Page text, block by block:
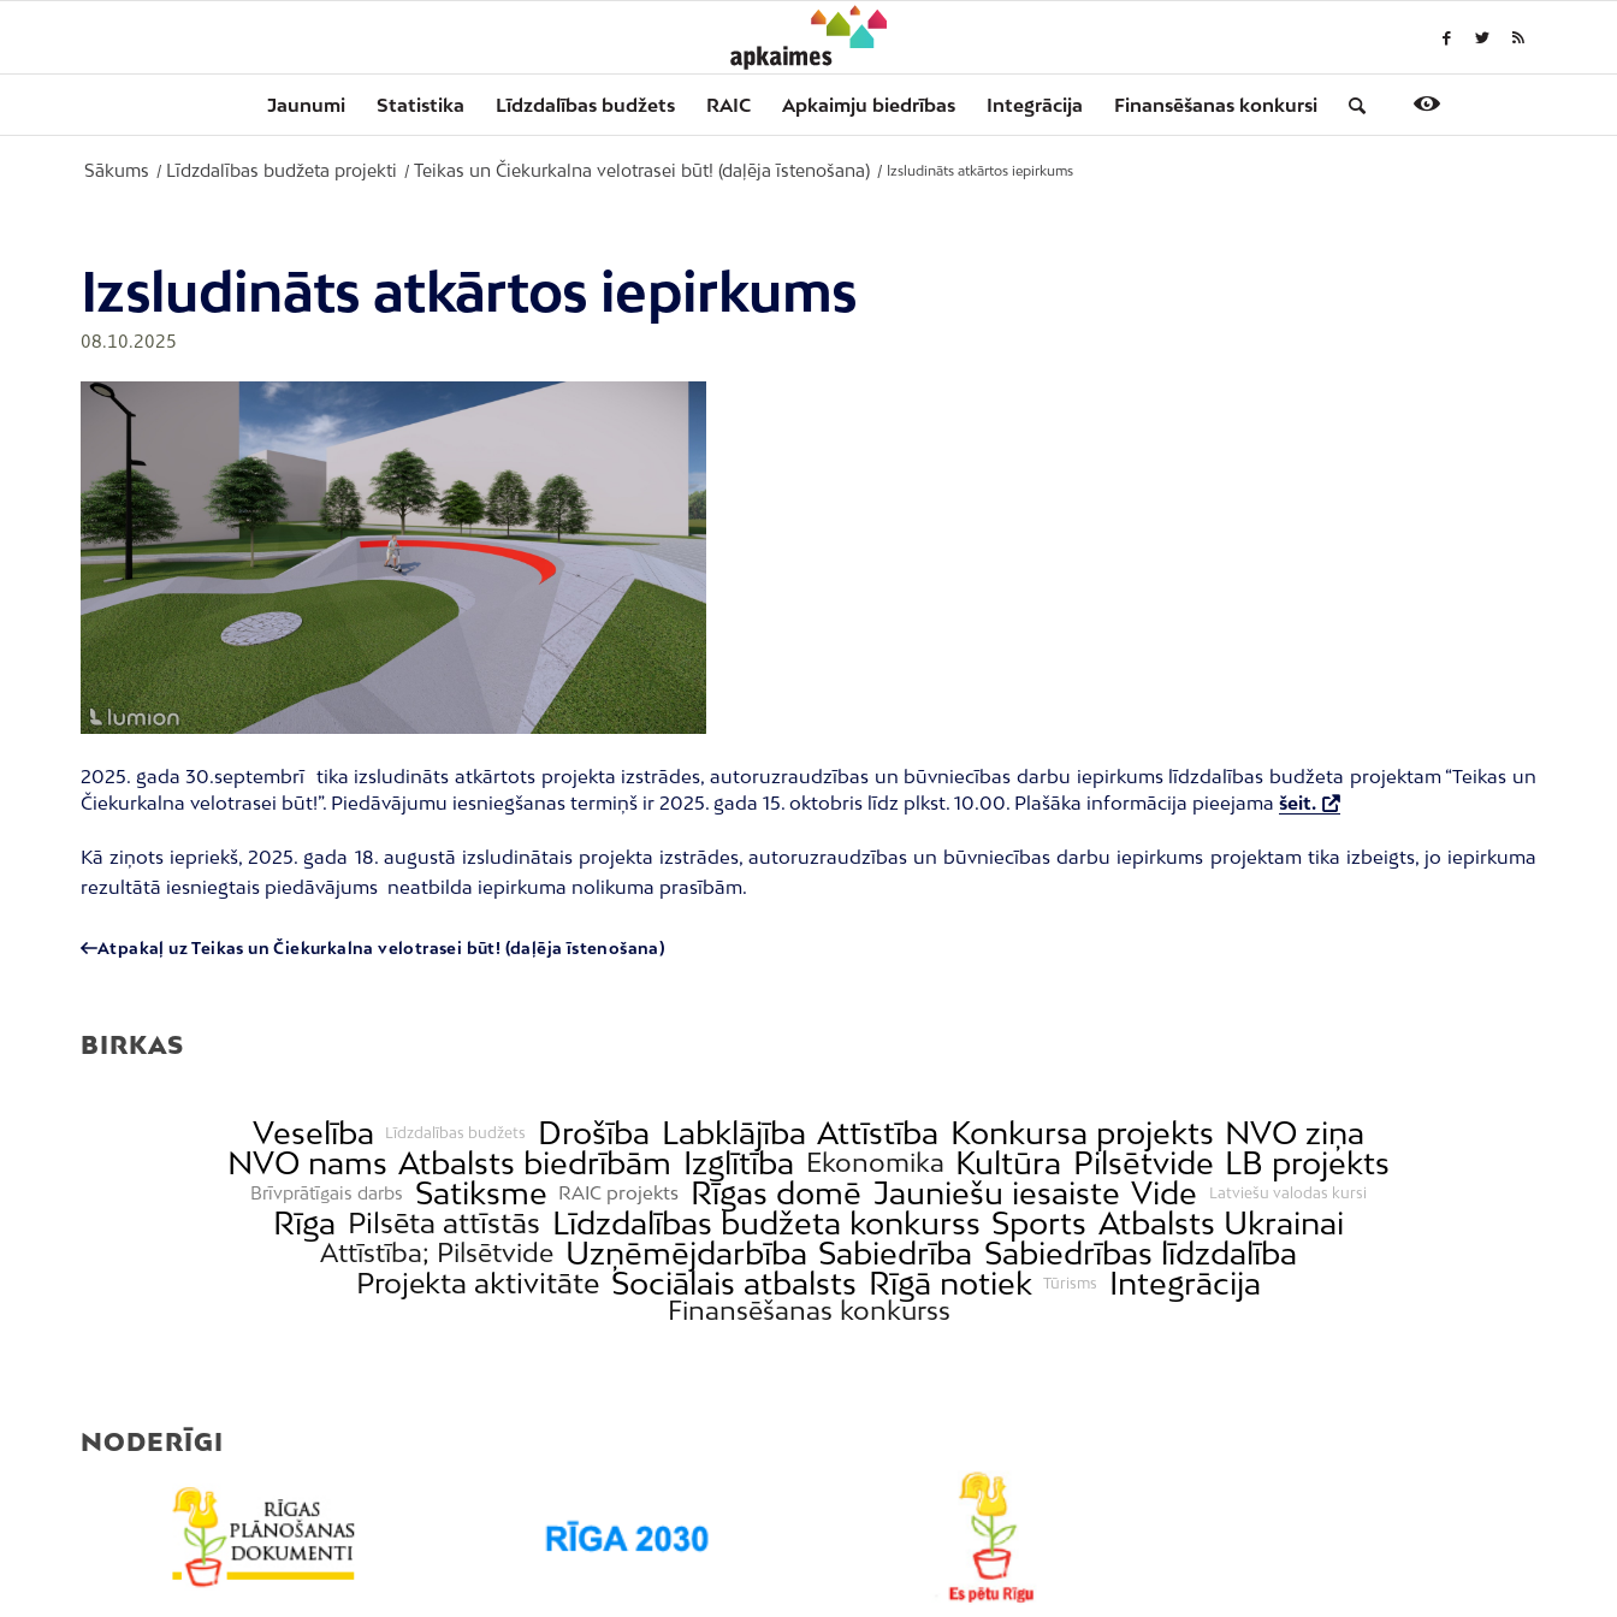
Jaunumi Statistika Līdzdalības budžets RAIC Apkaimju biedrības Integrācija Finansēšanas konkursi
Sākums / Līdzdalības budžeta projekti / Teikas un Čiekurkalna velotrasei būt! (daļēja īstenošana) / Izsludināts atkārtos iepirkums
Izsludināts atkārtos iepirkums
08.10.2025
2025. gada 30.septembrī tika izsludināts atkārtots projekta izstrādes, autoruzraudzības un būvniecības darbu iepirkums līdzdalības budžeta projektam “Teikas un
Čiekurkalna velotrasei būt!”. Piedāvājumu iesniegšanas termiņš ir 2025. gada 15. oktobris līdz plkst. 10.00. Plašāka informācija pieejama šeit.
Kā ziņots iepriekš, 2025. gada 18. augustā izsludinātais projekta izstrādes, autoruzraudzības un būvniecības darbu iepirkums projektam tika izbeigts, jo iepirkuma
rezultātā iesniegtais piedāvājums neatbilda iepirkuma nolikuma prasībām.
Atpakaļ uz Teikas un Čiekurkalna velotrasei būt! (daļēja īstenošana)
BIRKAS
Veselība Līdzdalības budžets Drošība Labklājība Attīstība Konkursa projekts NVO ziņa
NVO nams Atbalsts biedrībām Izglītība Ekonomika Kultūra Pilsētvide LB projekts
Brīvprātīgais darbs Satiksme RAIC projekts Rīgas domē Jauniešu iesaiste Vide Latviešu valodas kursi
Rīga Pilsēta attīstās Līdzdalības budžeta konkurss Sports Atbalsts Ukrainai
Attīstība; Pilsētvide Uzņēmējdarbība Sabiedrība Sabiedrības līdzdalība
Projekta aktivitāte Sociālais atbalsts Rīgā notiek Tūrisms Integrācija
Finansēšanas konkurss
NODERĪGI